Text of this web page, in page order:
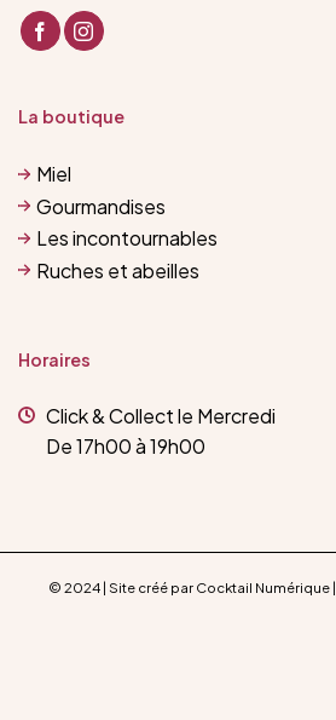
La boutique
Miel
Gourmandises
Les incontournables
Ruches et abeilles
Horaires
Click & Collect le Mercredi
De 17h00 à 19h00
© 2024 | Site créé par Cocktail Numérique |